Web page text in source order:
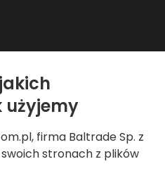
użyjemy
firma Baltrade Sp. z
stronach z plików